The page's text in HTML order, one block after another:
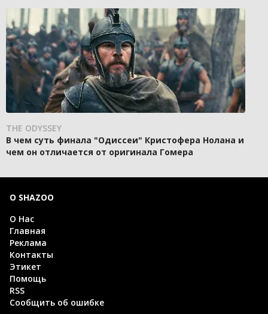
THE ODYSSEY
В чем суть финала "Одиссеи" Кристофера Нолана и
чем он отличается от оригинала Гомера
О SHAZOO
О Нас
Главная
Реклама
Контакты
Этикет
Помощь
RSS
Сообщить об ошибке